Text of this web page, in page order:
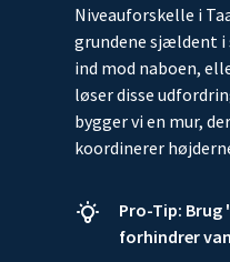
Niveauforskelle i
grundene sjældent i
ind mod naboen,
løser disse
bygger vi en mur,
koordinerer
Pro-Tip:
forhindrer